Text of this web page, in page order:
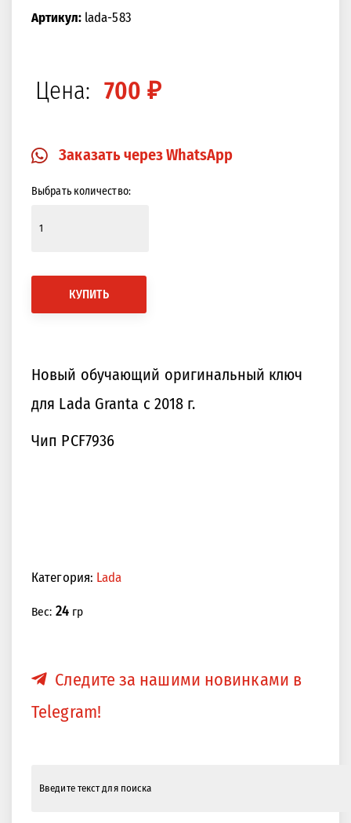
Артикул:lada-583
Цена: 700 ₽
Заказать через WhatsApp
Выбрать количество:
КУПИТЬ
Новый обучающий оригинальный ключ
для Lada Granta с 2018 г.
Чип PCF7936
Категория: Lada
Вес: 24гр
Следите за нашими новинками в
Telegram!